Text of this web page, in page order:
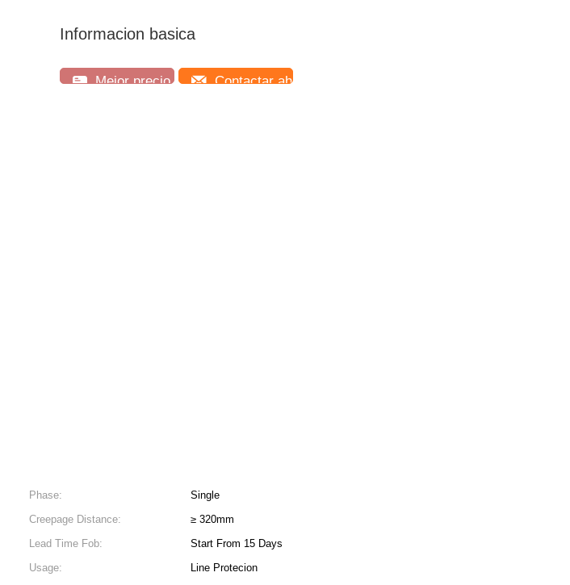
Informacion basica
Mejor precio Contactar ahora
Phase:
Single
Creepage Distance:
≥ 320mm
Lead Time Fob:
Start From 15 Days
Usage:
Line Protecion